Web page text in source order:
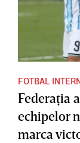
FOTBAL
Federaţia
echipelor
marca